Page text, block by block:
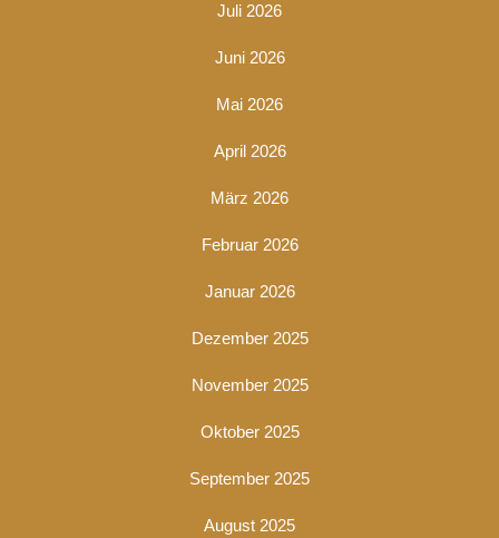
Juli 2026
Juni 2026
Mai 2026
April 2026
März 2026
Februar 2026
Januar 2026
Dezember 2025
November 2025
Oktober 2025
September 2025
August 2025